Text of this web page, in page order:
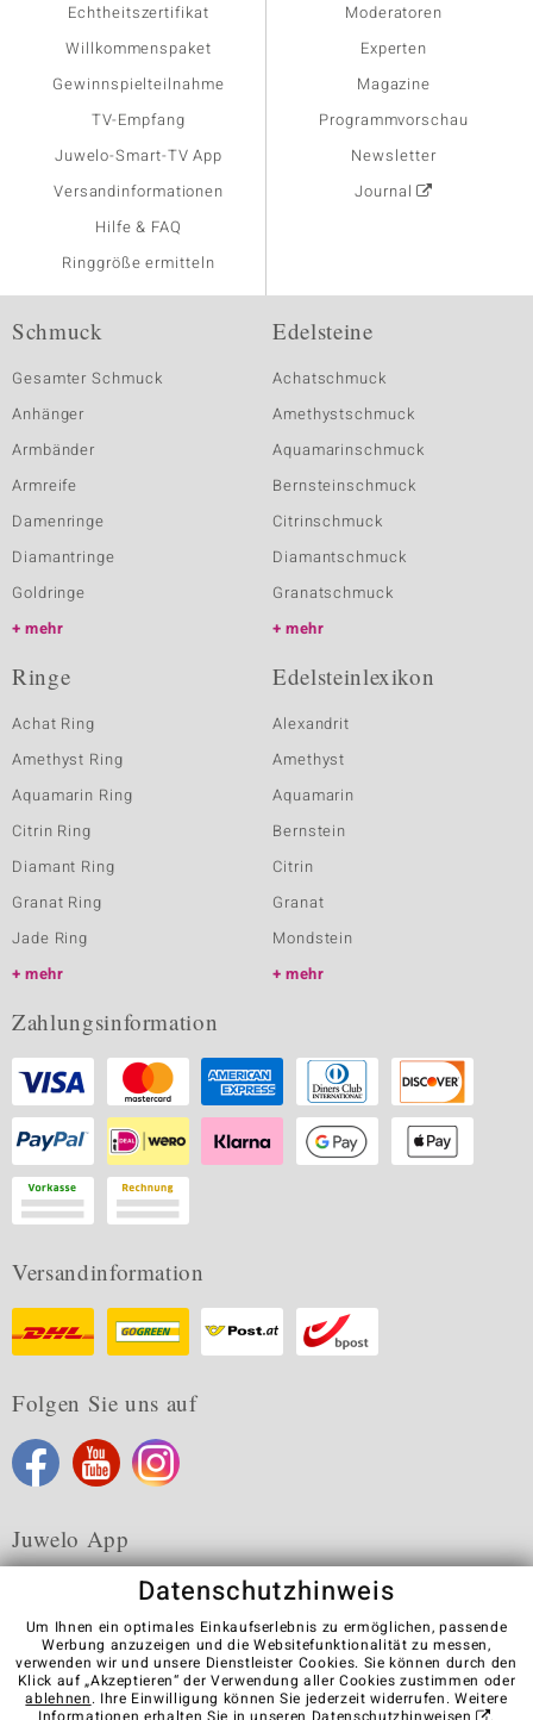
Echtheitszertifikat
Willkommenspaket
Gewinnspielteilnahme
TV-Empfang
Juwelo-Smart-TV App
Versandinformationen
Hilfe & FAQ
Ringgröße ermitteln
Moderatoren
Experten
Magazine
Programmvorschau
Newsletter
Journal
Schmuck
Gesamter Schmuck
Anhänger
Armbänder
Armreife
Damenringe
Diamantringe
Goldringe
mehr
Edelsteine
Achatschmuck
Amethystschmuck
Aquamarinschmuck
Bernsteinschmuck
Citrinschmuck
Diamantschmuck
Granatschmuck
mehr
Ringe
Achat Ring
Amethyst Ring
Aquamarin Ring
Citrin Ring
Diamant Ring
Granat Ring
Jade Ring
mehr
Edelsteinlexikon
Alexandrit
Amethyst
Aquamarin
Bernstein
Citrin
Granat
Mondstein
mehr
Zahlungsinformation
Versandinformation
Folgen Sie uns auf
Juwelo App
Karriere AGB Datenschutz Cookies
Impressum
Kontakt
Vertrag widerrufen
Datenschutzhinweis
Um Ihnen ein optimales Einkaufserlebnis zu ermöglichen, passende
Werbung anzuzeigen und die Websitefunktionalität zu messen,
verwenden wir und unsere Dienstleister Cookies. Sie können durch den
Klick auf „Akzeptieren“ der Verwendung aller Cookies zustimmen oder
ablehnen. Ihre Einwilligung können Sie jederzeit widerrufen. Weitere